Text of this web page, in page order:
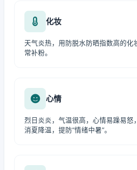
化妆
天气炎热，用防脱水防晒指数高的化
常补粉。
心情
烈日炎炎，气温很高，心情易躁易怒
消夏降温，提防“情绪中暑”。